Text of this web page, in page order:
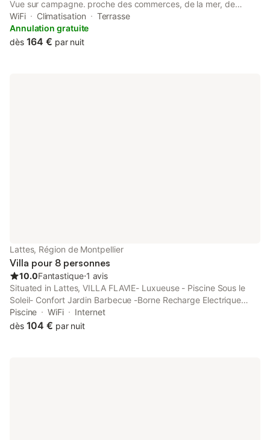
Vue sur campagne. proche des commerces, de la mer, de
Montpellier et de la Grande Motte. Proximité du site naturel du
Méjean. Connection ADSL (Ethernet,Wi-Fi) Proche parc expo et
salle Aréna Proche station tram Espace jeux pour enfants
WiFi Climatisation
Terrasse
Annulation gratuite
dès 164 € par nuit
Lattes, Région de Montpellier
Villa pour 8 personnes
10.0Fantastique⋅1 avis
Situated in Lattes, VILLA FLAVIE- Luxueuse - Piscine Sous le
Soleil- Confort Jardin Barbecue -Borne Recharge Electrique
10min PLAGE- FAMILLE-PISCINE features accommodation with
private pool, free WiFi and free private parking for guests who
Piscine WiFi
Internet
dès 104 € par nuit